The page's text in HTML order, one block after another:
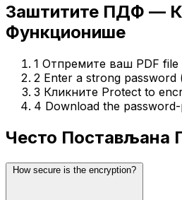
Заштитите ПДФ —
Функционише
1 Отпремите ваш PDF file
2 Enter a strong password
3 Кликните Protect to
4 Download the
Често Постављана
How secure is the encryption?